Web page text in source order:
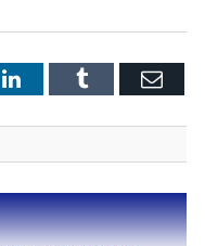
LinkedInTumblr Email